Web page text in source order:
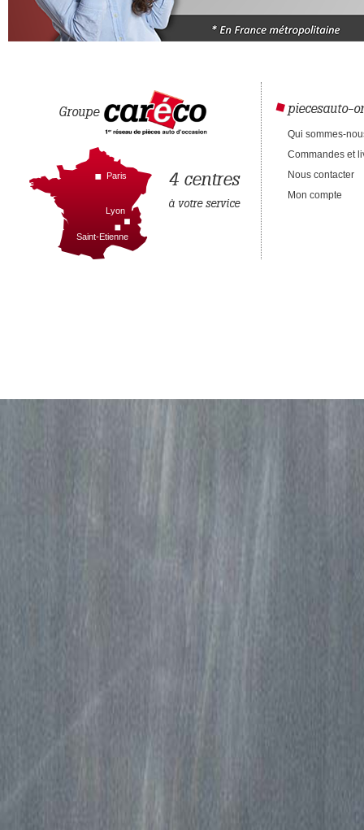
PRI/EXPR
11/07/2000
Prix occasion 99.00 €
Garantie 1 an
Centre :
Megane
Sport
Dynamique 1.9dCi...
24/10/2003
Prix occasion 44.00 €
Garantie 1 an
Mise en
Prix
Centre :
Centre :
Groupe
4 centres
à votre service
Paris
Lyon
Saint-Etienne
piecesauto-
Qui sommes-
Commandes et
Nous contacter
Mon compte